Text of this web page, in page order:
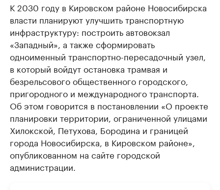
К 2030 году в Кировском районе Новосибирска
власти планируют улучшить транспортную
инфраструктуру: построить автовокзал
«Западный», а также сформировать
одноименный транспортно-пересадочный узел,
в который войдут остановка трамвая и
безрельсового общественного городского,
пригородного и международного транспорта.
Об этом говорится в постановлении «О проекте
планировки территории, ограниченной улицами
Хилокской, Петухова, Бородина и границей
города Новосибирска, в Кировском районе»,
опубликованном на сайте городской
администрации.